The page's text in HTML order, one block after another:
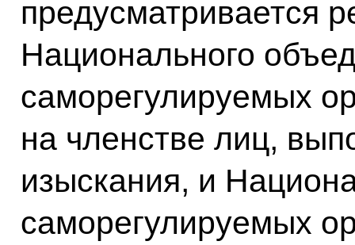
предусматривается
Национального
саморегулируемых
на членстве лиц,
изыскания, и
саморегулируемых